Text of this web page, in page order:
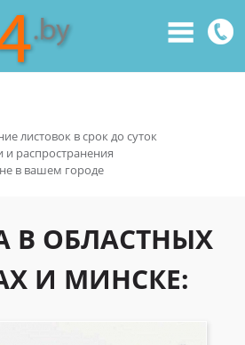
листовок в срок до суток
распространения
в вашем городе
В ОБЛАСТНЫХ
И МИНСКЕ: